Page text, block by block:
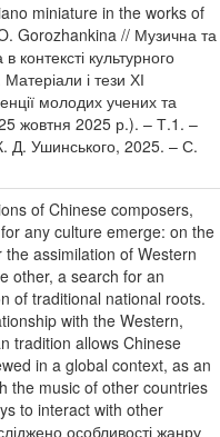
miniature in the works of
Gorozhankina // Музична та
контексті культурного
Матеріали і тези ХІ
молодих учених та
жовтня 2025 р.). – Т.1. –
Д. Ушинського, 2025. – С.
of Chinese composers,
any culture emerge: on the
assimilation of Western
other, a search for an
of traditional national roots.
with the Western,
tradition allows Chinese
in a global context, as an
the music of other countries
to interact with other
особливості жанру